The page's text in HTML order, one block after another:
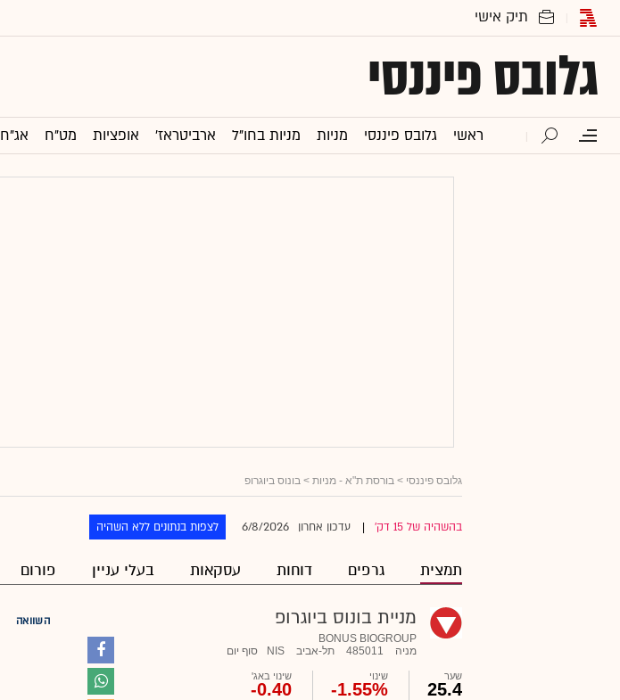
גלובס פיננסי
ראשי גלובס פיננסי מניות מניות בחו"ל ארביטראז' אופציות מט"ח אג"ח
גלובס פיננסי > בורסת ת"א - מניות > בונוס ביוגרופ
בהשהיה של 15 דק' עדכון אחרון 6/8/2026 לצפות בנתונים ללא השהיה
תמצית גרפים דוחות עסקאות בעלי עניין פורום
מניית בונוס ביוגרופ
BONUS BIOGROUP
מניה
485011 תל-אביב NIS סוף יום
שער
25.4
שינוי
-1.55%
שינוי באג'
-0.40
השוואה